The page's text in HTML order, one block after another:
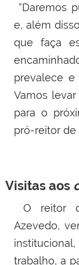
“Daremos
e, além
que faça
prevalece e
Vamos
para o
pró-reitor de
Visitas aos
O reitor
Azevedo,
trabalho, a